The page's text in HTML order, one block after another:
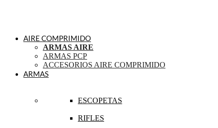
AIRE COMPRIMIDO
ARMAS AIRE
ARMAS PCP
ACCESORIOS AIRE COMPRIMIDO
ARMAS
ESCOPETAS
RIFLES